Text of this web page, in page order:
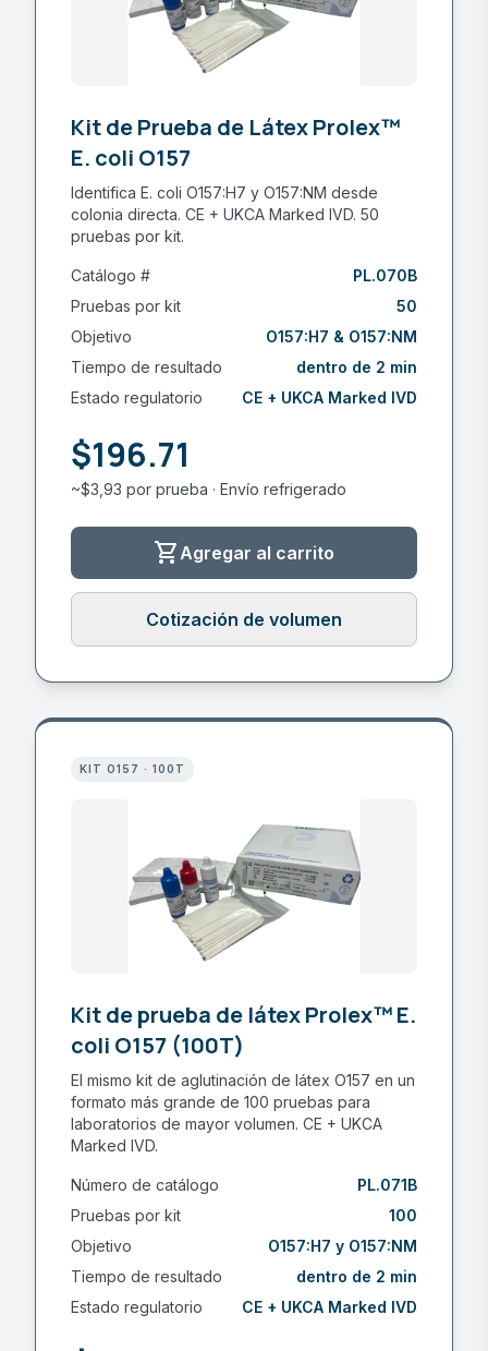
Kit de Prueba de Látex Prolex™
E. coli O157
Identifica E. coli O157:H7 y O157:NM desde
colonia directa. CE + UKCA Marked IVD. 50
pruebas por kit.
Catálogo #
PL.070B
Pruebas por kit
50
Objetivo
O157:H7 & O157:NM
Tiempo de resultado
dentro de 2 min
Estado regulatorio
CE + UKCA Marked IVD
$196.71
~$3,93 por prueba · Envío refrigerado
shopping_cartAgregar al carrito
Cotización de volumen
KIT O157 · 100T
Kit de prueba de látex Prolex™ E.
coli O157 (100T)
El mismo kit de aglutinación de látex O157 en un
formato más grande de 100 pruebas para
laboratorios de mayor volumen. CE + UKCA
Marked IVD.
Número de catálogo
PL.071B
Pruebas por kit
100
Objetivo
O157:H7 y O157:NM
Tiempo de resultado
dentro de 2 min
Estado regulatorio
CE + UKCA Marked IVD